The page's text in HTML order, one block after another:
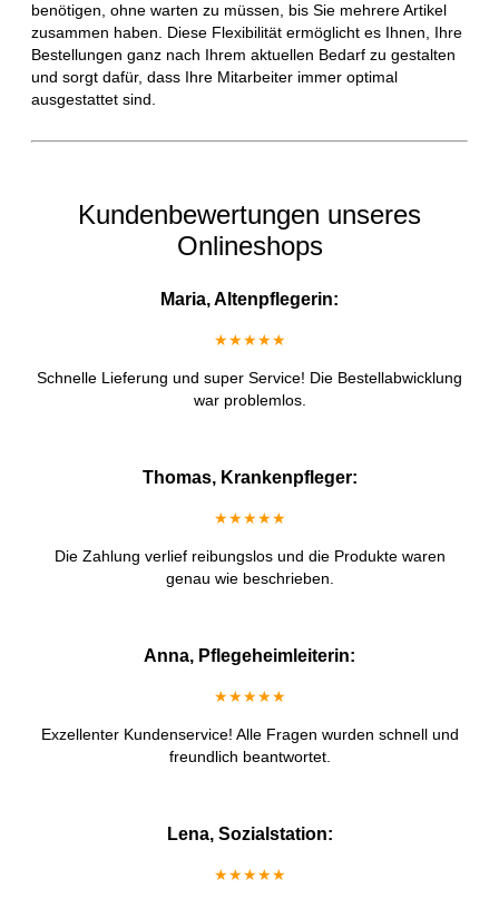
benötigen, ohne warten zu müssen, bis Sie mehrere Artikel
zusammen haben. Diese Flexibilität ermöglicht es Ihnen, Ihre
Bestellungen ganz nach Ihrem aktuellen Bedarf zu gestalten
und sorgt dafür, dass Ihre Mitarbeiter immer optimal
ausgestattet sind.
Kundenbewertungen unseres
Onlineshops
Maria, Altenpflegerin:
★★★★★
Schnelle Lieferung und super Service! Die Bestellabwicklung
war problemlos.
Thomas, Krankenpfleger:
★★★★★
Die Zahlung verlief reibungslos und die Produkte waren
genau wie beschrieben.
Anna, Pflegeheimleiterin:
★★★★★
Exzellenter Kundenservice! Alle Fragen wurden schnell und
freundlich beantwortet.
Lena, Sozialstation:
★★★★★